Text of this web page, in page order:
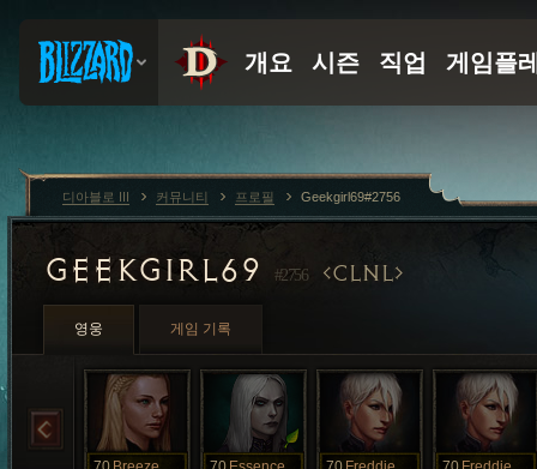
GEEKGIRL69 #2756 CLNL
영웅 게임 기록
디아블로 III 커뮤니티 프로필 Geekgirl69#2756